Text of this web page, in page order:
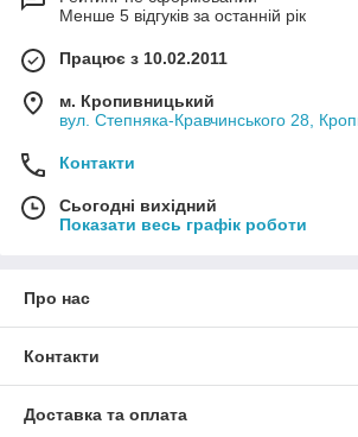
Менше 5 відгуків за останній рік
Працює з 10.02.2011
м. Кропивницький
вул. Степняка-Кравчинського 28,
Контакти
Сьогодні вихідний
Показати весь графік роботи
Про нас
Контакти
Доставка та оплата